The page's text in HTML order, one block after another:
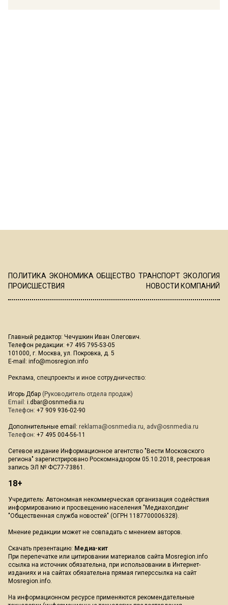
ПОЛИТИКА ЭКОНОМИКА ОБЩЕСТВО ТРАНСПОРТ ЭКОЛОГИЯ
ПРОИСШЕСТВИЯ
НОВОСТИ КОМПАНИЙ
Главный редактор: Чечушкин Иван Олегович.
Телефон редакции: +7 495 795-53-05
101000, г. Москва, ул. Покровка, д. 5
E-mail: info@mosregion.info
Реклама, спецпроекты и иное сотрудничество:
Игорь Дбар (Руководитель отдела продаж)
Email: i.dbar@osnmedia.ru
Телефон: +7 909 936-02-90
Дополнительные email: reklama@osnmedia.ru, adv@osnmedia.ru
Телефон: +7 495 004-56-11
Сетевое издание Информационное агентство "Вести Московского
региона" зарегистрировано Роскомнадзором 05.10.2018, реестровая
запись ЭЛ № ФС77-73861.
18+
Учредитель: Автономная некоммерческая организация содействия
информированию и просвещению населения "Медиахолдинг
"Общественная служба новостей" (ОГРН 1187700006328).
Мнение редакции может не совпадать с мнением авторов.
Скачать презентацию: Медиа-кит
При перепечатке или цитировании материалов сайта Mosregion.info
ссылка на источник обязательна, при использовании в Интернет-
изданиях и на сайтах обязательна прямая гиперссылка на сайт
Mosregion.info.
На информационном ресурсе применяются рекомендательные